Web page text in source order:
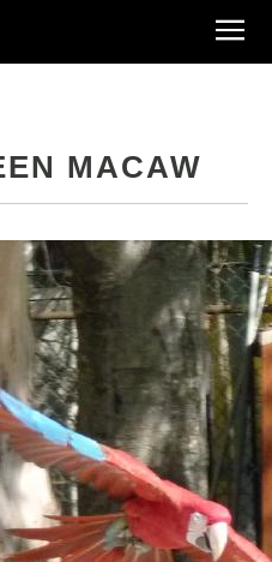
MACAW